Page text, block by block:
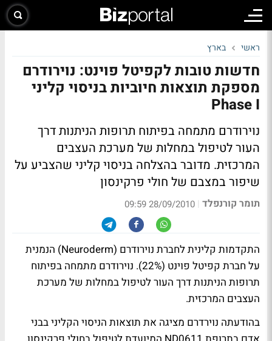
ראשי בארץ
חדשות טובות לקפיטל פוינט: נוירודרם
מספקת תוצאות חיוביות בניסוי קליני
Phase I
נוירודרם מתמחה בפיתוח תרופות הניתנות דרך
העור לטיפול במחלות של מערכת העצבים
המרכזית. מדובר בהצלחה בניסוי קליני שהצביע על
שיפור במצבם של חולי פרקינסון
תומר קורנפלד |
28/09/2010 09:59
התקדמות קלינית לחברת נוירודרם (Neuroderm) הנמנית
על חברת קפיטל פוינט (22%). נוירודרם מתמחה בפיתוח
תרופות הניתנות דרך העור לטיפול במחלות של מערכת
העצבים המרכזית.
בהודעתה נוירדרם מציגה את תוצאות הניסוי הקליני בבני